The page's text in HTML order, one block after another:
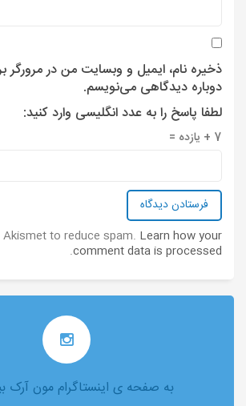
ذخیره نام، ایمیل و وبسایت من در مرورگر
دوباره دیدگاهی می‌نویسم.
لطفا پاسخ را به عدد انگلیسی وارد کنید:
7 + یازده =
to reduce spam. Learn how your
comment data is processed
.
به صفحه ی اینستاگرام مون آرک